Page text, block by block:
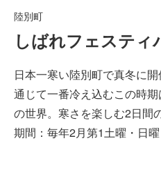
陸別町
しばれフェスティ
日本一寒い陸別町で真冬に
通じて一番冷え込むこの時
の世界。寒さを楽しむ2日間
期間：毎年2月第1土曜・日曜